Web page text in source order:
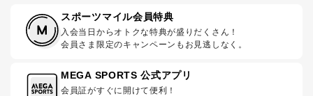
スポーツマイル会員特典
入会当日からオトクな特典が盛りだくさん！
会員さま限定のキャンペーンもお見逃しなく。
MEGA SPORTS 公式アプリ
会員証がすぐに開けて便利！